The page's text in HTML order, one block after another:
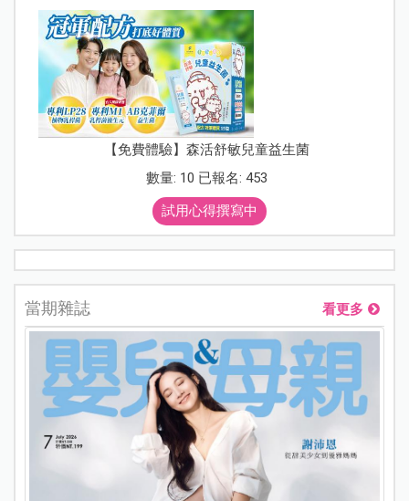
【免費體驗】森活舒敏兒童益生菌
數量: 10 已報名: 453
試用心得撰寫中
當期雜誌 看更多